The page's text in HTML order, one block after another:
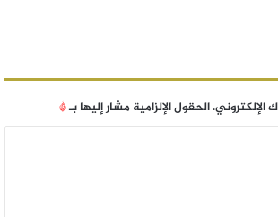
الإلكتروني.الحقول الإلزامية مشار إليها بـ*